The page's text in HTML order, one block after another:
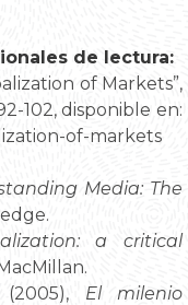
de lectura:
of Markets”,
102, disponible en:
of-markets
Media: The
a critical
El milenio